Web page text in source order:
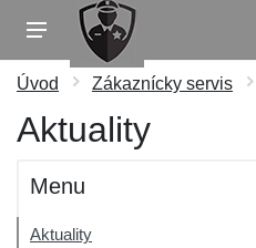
Úvod Zákaznícky servis
Aktuality
Menu
Aktuality